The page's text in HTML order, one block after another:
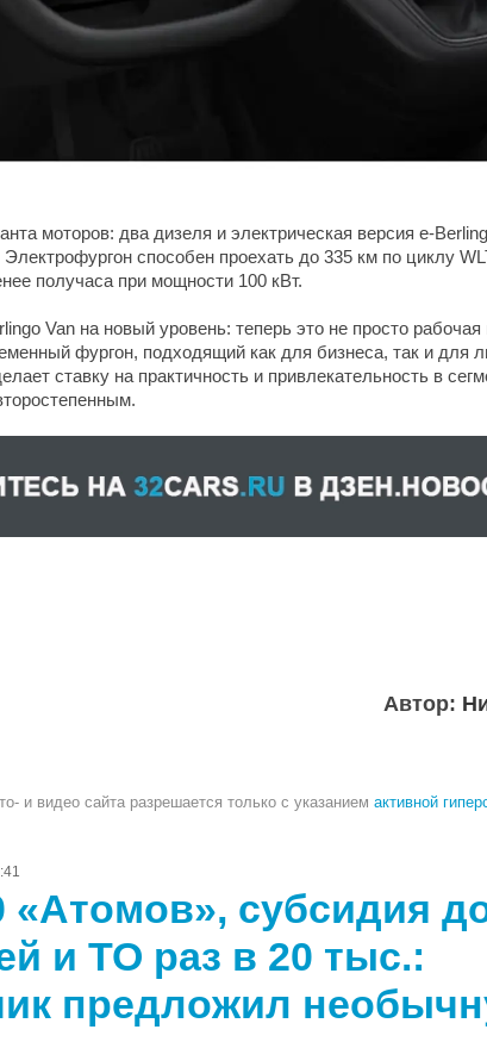
моторов: два дизеля и электрическая версия e-
Электрофургон способен проехать до 335 км по циклу
получаса при мощности 100 кВт.
Van на новый уровень: теперь это не просто
фургон, подходящий как для бизнеса, так и для
ставку на практичность и привлекательность в
Автор:
и видео сайта разрешается только с указанием активной
«Атомов», субсидия
и ТО раз в 20 тыс.:
предложил